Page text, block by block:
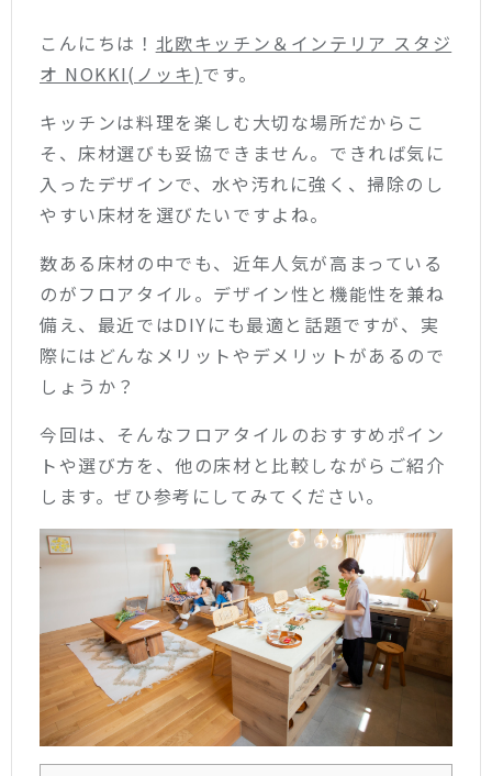
こんにちは！ 北欧キッチン＆インテリア スタジ
オ NOKKI(ノッキ)です。
キッチンは料理を楽しむ大切な場所だからこ
そ、床材選びも妥協できません。できれば気に
入ったデザインで、水や汚れに強く、掃除のし
やすい床材を選びたいですよね。
数ある床材の中でも、近年人気が高まっている
のがフロアタイル。デザイン性と機能性を兼ね
備え、最近ではDIYにも最適と話題ですが、実
際にはどんなメリットやデメリットがあるので
しょうか？
今回は、そんなフロアタイルのおすすめポイン
トや選び方を、他の床材と比較しながらご紹介
します。ぜひ参考にしてみてください。